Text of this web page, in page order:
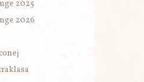
2025
2026